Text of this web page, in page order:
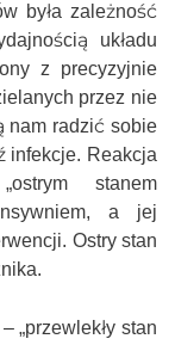
była zależność
układu
z precyzyjnie
przez nie
nam radzić sobie
infekcje. Reakcja
stanem
a jej
Ostry stan
„przewlekły stan